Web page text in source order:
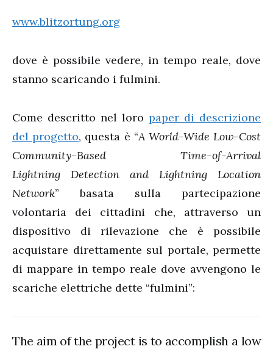
www.blitzortung.org
dove è possibile vedere, in tempo reale, dove
stanno scaricando i fulmini.
Come descritto nel loro paper di descrizione
del progetto, questa è “A World-Wide Low-Cost
Community-Based Time-of-Arrival
Lightning Detection and Lightning Location
Network” basata sulla partecipazione
volontaria dei cittadini che, attraverso un
dispositivo di rilevazione che è possibile
acquistare direttamente sul portale, permette
di mappare in tempo reale dove avvengono le
scariche elettriche dette “fulmini”:
The aim of the project is to accomplish a low